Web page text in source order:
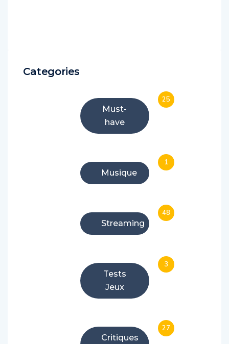
Categories
Must-
have
25
Musique
1
Streaming
48
Tests
Jeux
3
Critiques
27